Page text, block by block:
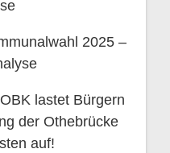
2025 –
OBK lastet Bürgern
der Othebrücke
auf!